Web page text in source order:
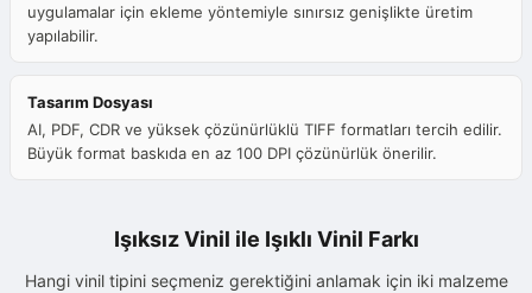
uygulamalar için ekleme yöntemiyle sınırsız genişlikte üretim
yapılabilir.
Tasarım Dosyası
AI, PDF, CDR ve yüksek çözünürlüklü TIFF formatları tercih edilir.
Büyük format baskıda en az 100 DPI çözünürlük önerilir.
Işıksız Vinil ile Işıklı Vinil Farkı
Hangi vinil tipini seçmeniz gerektiğini anlamak için iki malzeme